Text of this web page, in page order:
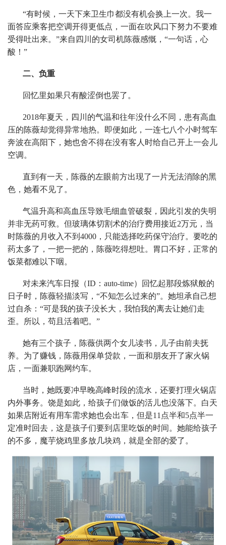
“有时候，一天下来卫生巾都没有机会换上一次。我一
面答应乘客把空调开得更低点，一面在吹风口下努力不要难
受得吐出来。”来自四川的女司机陈薇感慨，“一句话，心
酸！”
二、负重
回忆里如果只有酸涩倒也罢了。
2018年夏天，四川的气温和往年没什么不同，患有高血
压的陈薇却觉得异常地热。即便如此，一连七八个小时驾车
奔波在高阳下，她也舍不得在没有客人时给自己开上一会儿
空调。
直到有一天，陈薇的左眼前方出现了一片无法消除的黑
色，她看不见了。
气温升高和高血压导致毛细血管破裂，因此引发的失明
并非无药可救。但玻璃体切割术的治疗费用接近2万元，当
时陈薇的月收入不到4000，只能选择吃药保守治疗。要吃的
药太多了，一把一把的，陈薇吃得想吐。胃口不好，正常的
饭菜都难以下咽。
对未来汽车日报（ID：auto-time）回忆起那段炼狱般的
日子时，陈薇轻描淡写，“不知怎么过来的”。她坦承自己想
过自杀：“可是我的孩子没长大，我怕我的离去让她们走
歪。所以，苟且活着吧。”
她有三个孩子，陈薇供两个女儿读书，儿子由前夫抚
养。为了赚钱，陈薇用保单贷款，一面和朋友开了家火锅
店，一面兼职跑网约车。
当时，她既要冲早晚高峰时段的流水，还要打理火锅店
内外事务。饶是如此，给孩子们做饭的活儿也没落下。白天
如果店附近有用车需求她也会出车，但是11点半和5点半一
定准时回去，这是孩子们要到店里吃饭的时间。她能给孩子
的不多，魔芋烧鸡里多放几块鸡，就是全部的爱了。